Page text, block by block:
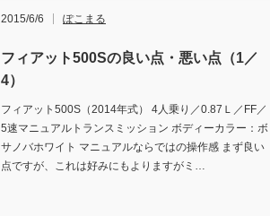
2015/6/6 ぽこまる
フィアット500Sの良い点・悪い点（1／
4）
フィアット500S（2014年式） 4人乗り／0.87Ｌ／FF／
5速マニュアルトランスミッション ボディーカラー：ボ
サノバホワイト マニュアルならではの操作感 まず良い
点ですが、これは好みにもよりますがミ…